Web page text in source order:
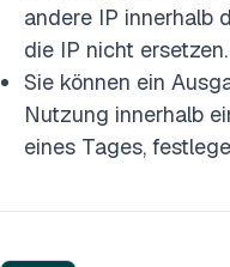
andere IP innerhalb
die IP nicht ersetzen.
Sie können ein
Nutzung innerhalb
eines Tages,